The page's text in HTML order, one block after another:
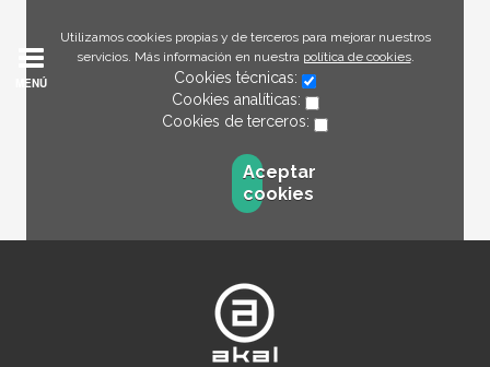
Utilizamos cookies propias y de terceros para mejorar nuestros
servicios. Más información en nuestra política de cookies.
Cookies técnicas:
Cookies analíticas:
Cookies de terceros:
Aceptar
cookies
MENÚ